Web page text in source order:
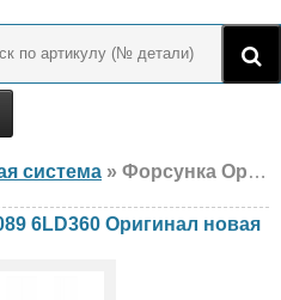
система » Форсунка Оригинал 6615.089 6615089 6LD360 LOMBARDINI, новая
6LD360 Оригинал новая